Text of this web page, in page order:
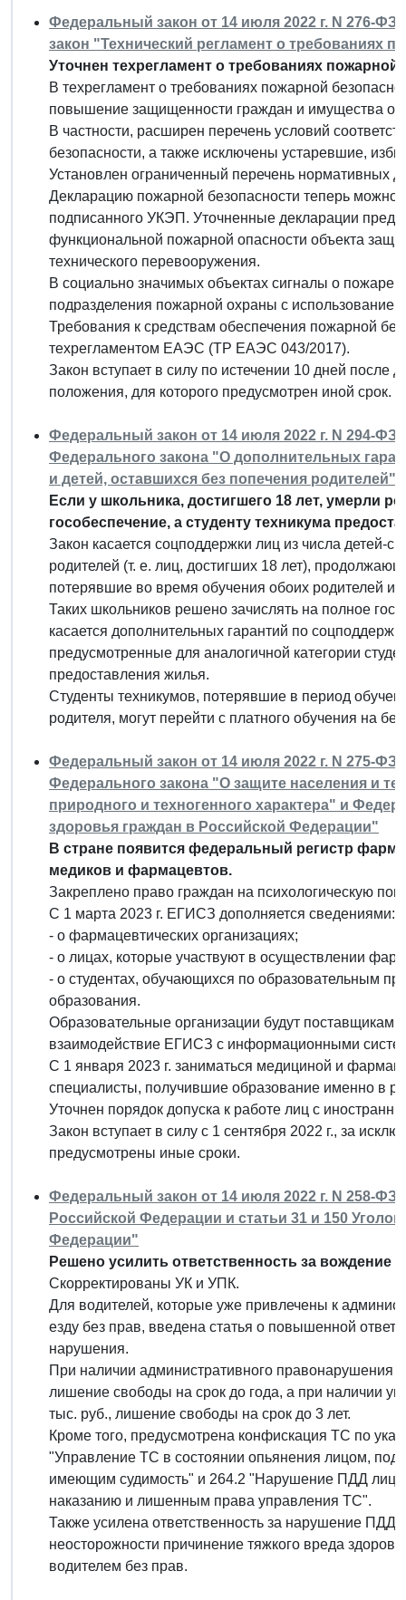
Федеральный закон от 14 июля 2022 г. N 276-
закон "Технический регламент о требованиях
Уточнен техрегламент о требованиях пожарной
В техрегламент о требованиях пожарной
повышение защищенности граждан и имущества от
В частности, расширен перечень условий
безопасности, а также исключены устаревшие,
Установлен ограниченный перечень нормативных
Декларацию пожарной безопасности теперь можно
подписанного УКЭП. Уточненные декларации
функциональной пожарной опасности объекта
технического перевооружения.
В социально значимых объектах сигналы о пожаре
подразделения пожарной охраны с
Требования к средствам обеспечения пожарной
техрегламентом ЕАЭС (ТР ЕАЭС 043/2017).
Закон вступает в силу по истечении 10 дней после
положения, для которого предусмотрен иной срок.
Федеральный закон от 14 июля 2022 г. N 294-ФЗ
Федерального закона "О дополнительных
и детей, оставшихся без попечения родителей"
Если у школьника, достигшего 18 лет, умерли
гособеспечение, а студенту техникума
Закон касается соцподдержки лиц из числа детей-
родителей (т. е. лиц, достигших 18 лет),
потерявшие во время обучения обоих родителей
Таких школьников решено зачислять на полное
касается дополнительных гарантий по
предусмотренные для аналогичной категории
предоставления жилья.
Студенты техникумов, потерявшие в период
родителя, могут перейти с платного обучения на
Федеральный закон от 14 июля 2022 г. N 275-ФЗ
Федерального закона "О защите населения и
природного и техногенного характера" и
здоровья граждан в Российской Федерации"
В стране появится федеральный регистр
медиков и фармацевтов.
Закреплено право граждан на психологическую
С 1 марта 2023 г. ЕГИСЗ дополняется сведениями:
- о фармацевтических организациях;
- о лицах, которые участвуют в осуществлении
- о студентах, обучающихся по образовательным
образования.
Образовательные организации будут
взаимодействие ЕГИСЗ с информационными
С 1 января 2023 г. заниматься медициной и
специалисты, получившие образование именно в
Уточнен порядок допуска к работе лиц с
Закон вступает в силу с 1 сентября 2022 г., за
предусмотрены иные сроки.
Федеральный закон от 14 июля 2022 г. N 258-
Российской Федерации и статьи 31 и 150
Федерации"
Решено усилить ответственность за вождение
Скорректированы УК и УПК.
Для водителей, которые уже привлечены к
езду без прав, введена статья о повышенной
нарушения.
При наличии административного правонарушения
лишение свободы на срок до года, а при наличии
тыс. руб., лишение свободы на срок до 3 лет.
Кроме того, предусмотрена конфискация ТС по
"Управление ТС в состоянии опьянения лицом,
имеющим судимость" и 264.2 "Нарушение ПДД
наказанию и лишенным права управления ТС".
Также усилена ответственность за нарушение
неосторожности причинение тяжкого вреда
водителем без прав.